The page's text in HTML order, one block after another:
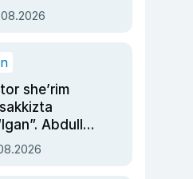
o‘qildi
she’rim
Abdulla
asrab